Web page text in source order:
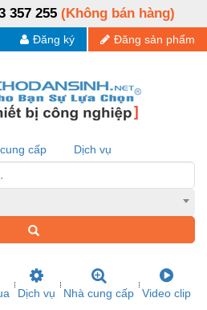
357 255 (Không bán hàng)
Đăng sản phẩm
Đăng ký
cấp Dịch vụ
Dịch vụ Nhà cung cấp Video clip